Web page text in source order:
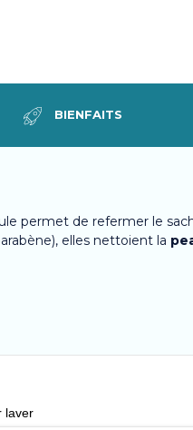
BIENFAITS
permet de refermer le
elles nettoient la